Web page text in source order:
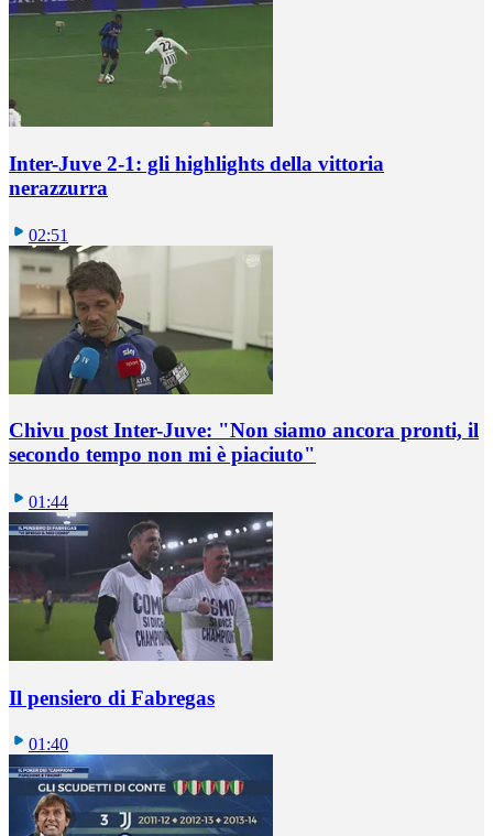
Inter-Juve 2-1: gli highlights della vittoria
nerazzurra
02:51
Chivu post Inter-Juve: "Non siamo ancora pronti, il
secondo tempo non mi è piaciuto"
01:44
Il pensiero di Fabregas
01:40